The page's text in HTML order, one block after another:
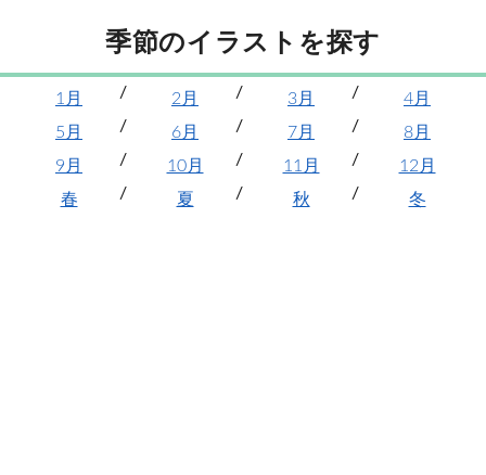
季節のイラストを探す
1月 2月 3月
4月
5月
6月 7月
8月
9月
10月 11月
12月
春
夏 秋 冬